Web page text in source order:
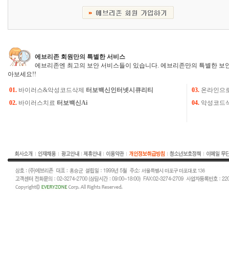
에브리존 회원만의 특별한 서비스
에브리존엔 최고의 보안 서비스들이 있습니다. 에브리존만의 특별한 보
아보세요!!
01. 바이러스&악성코드삭제 터보백신인터넷시큐리티 03. 온라인으
02. 바이러스치료 터보백신Ai 04. 악성코드